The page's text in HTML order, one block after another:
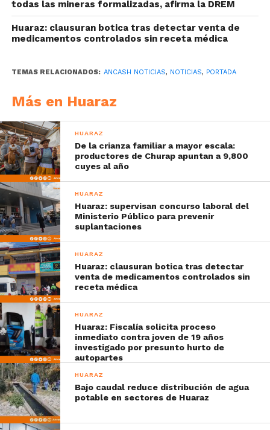
todas las mineras formalizadas, afirma la DREM
Huaraz: clausuran botica tras detectar venta de
medicamentos controlados sin receta médica
TEMAS RELACIONADOS: ANCASH NOTICIAS, NOTICIAS, PORTADA
Más en Huaraz
HUARAZ
De la crianza familiar a mayor escala:
productores de Churap apuntan a 9,800
cuyes al año
HUARAZ
Huaraz: supervisan concurso laboral del
Ministerio Público para prevenir
suplantaciones
HUARAZ
Huaraz: clausuran botica tras detectar
venta de medicamentos controlados sin
receta médica
HUARAZ
Huaraz: Fiscalía solicita proceso
inmediato contra joven de 19 años
investigado por presunto hurto de
autopartes
HUARAZ
Bajo caudal reduce distribución de agua
potable en sectores de Huaraz